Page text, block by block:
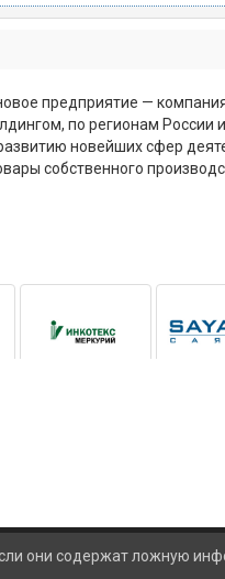
предприятие —
по регионам России
новейших сфер
собственного
они содержат ложную